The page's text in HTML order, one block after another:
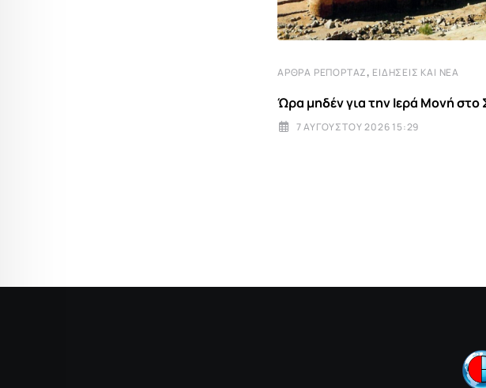
ΆΡΘΡΑ ΡΕΠΟΡΤΆΖ, ΕΙΔΉΣΕΙΣ ΚΑΙ ΝΈΑ
Ώρα μηδέν για την Ιερά Μονή στο
7 ΑΥΓΟΎΣΤΟΥ 2026 15:29